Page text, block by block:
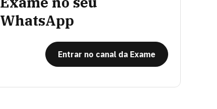
WhatsApp
Entrar no canal da Exame